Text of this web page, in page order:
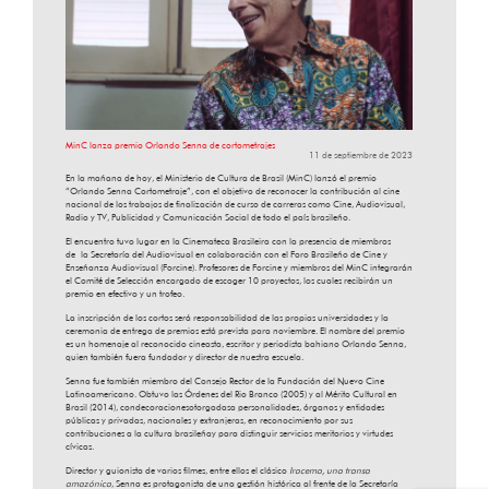
MinC lanza premio Orlando Senna de cortometrajes
11 de septiembre de 2023
En la mañana de hoy, el Ministerio de Cultura de Brasil (MinC) lanzó el premio
“Orlando Senna Cortometraje”, con el objetivo de reconocer la contribución al cine
nacional de los trabajos de finalización de curso de carreras como Cine, Audiovisual,
Radio y TV, Publicidad y Comunicación Social de todo el país brasileño.
El encuentro tuvo lugar en la Cinemateca Brasileira con la presencia de miembros
de la Secretaría del Audiovisual en colaboración con el Foro Brasileño de Cine y
Enseñanza Audiovisual (Forcine). Profesores de Forcine y miembros del MinC integrarán
el Comité de Selección encargado de escoger 10 proyectos, los cuales recibirán un
premio en efectivo y un trofeo.
La inscripción de los cortos será responsabilidad de las propias universidades y la
ceremonia de entrega de premios está prevista para noviembre. El nombre del premio
es un homenaje al reconocido cineasta, escritor y periodista bahiano Orlando Senna,
quien también fuera fundador y director de nuestra escuela.
Senna fue también miembro del Consejo Rector de la Fundación del Nuevo Cine
Latinoamericano. Obtuvo las Órdenes del Rio Branco (2005) y al Mérito Cultural en
Brasil (2014), condecoracionesotorgadasa personalidades, órganos y entidades
públicas y privadas, nacionales y extranjeras, en reconocimiento por sus
contribuciones a la cultura brasileñay para distinguir servicios meritorios y virtudes
cívicas.
Director y guionista de varios filmes, entre ellos el clásico Iracema, una transa
amazónica , Senna es protagonista de una gestión histórica al frente de la Secretaría